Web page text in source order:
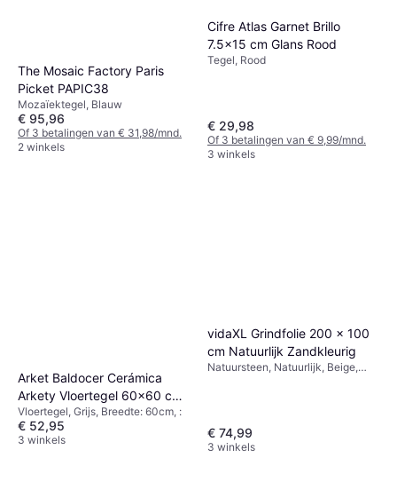
The Mosaic Factory Paris
Picket PAPIC38
Mozaïektegel, Blauw
€ 95,96
Of 3 betalingen van € 31,98/mnd.
2 winkels
Cifre Atlas Garnet Brillo
7.5x15 cm Glans Rood
Tegel, Rood
€ 29,98
Of 3 betalingen van € 9,99/mnd.
3 winkels
Arket Baldocer Cerámica
Arkety Vloertegel 60x60 cm
Betonlook Grijs
Vloertegel, Grijs, Breedte: 60cm, :
€ 52,95
3 winkels
vidaXL Grindfolie 200 x 100
cm Natuurlijk Zandkleurig
Natuursteen, Natuurlijk, Beige,
€ 74,99
3 winkels